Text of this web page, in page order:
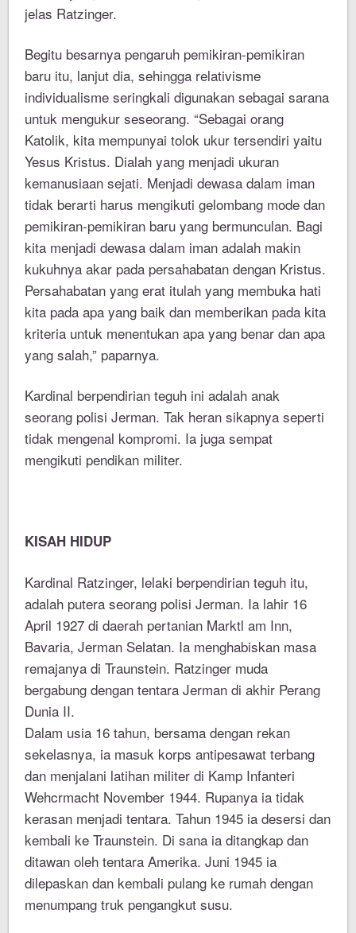
jelas Ratzinger.
Begitu besarnya pengaruh pemikiran-pemikiran
baru itu, lanjut dia, sehingga relativisme
individualisme seringkali digunakan sebagai sarana
untuk mengukur seseorang. “Sebagai orang
Katolik, kita mempunyai tolok ukur tersendiri yaitu
Yesus Kristus. Dialah yang menjadi ukuran
kemanusiaan sejati. Menjadi dewasa dalam iman
tidak berarti harus mengikuti gelombang mode dan
pemikiran-pemikiran baru yang bermunculan. Bagi
kita menjadi dewasa dalam iman adalah makin
kukuhnya akar pada persahabatan dengan Kristus.
Persahabatan yang erat itulah yang membuka hati
kita pada apa yang baik dan memberikan pada kita
kriteria untuk menentukan apa yang benar dan apa
yang salah,” paparnya.
Kardinal berpendirian teguh ini adalah anak
seorang polisi Jerman. Tak heran sikapnya seperti
tidak mengenal kompromi. Ia juga sempat
mengikuti pendikan militer.
KISAH HIDUP
Kardinal Ratzinger, lelaki berpendirian teguh itu,
adalah putera seorang polisi Jerman. Ia lahir 16
April 1927 di daerah pertanian Marktl am Inn,
Bavaria, Jerman Selatan. Ia menghabiskan masa
remajanya di Traunstein. Ratzinger muda
bergabung dengan tentara Jerman di akhir Perang
Dunia II.
Dalam usia 16 tahun, bersama dengan rekan
sekelasnya, ia masuk korps antipesawat terbang
dan menjalani latihan militer di Kamp Infanteri
Wehcrmacht November 1944. Rupanya ia tidak
kerasan menjadi tentara. Tahun 1945 ia desersi dan
kembali ke Traunstein. Di sana ia ditangkap dan
ditawan oleh tentara Amerika. Juni 1945 ia
dilepaskan dan kembali pulang ke rumah dengan
menumpang truk pengangkut susu.